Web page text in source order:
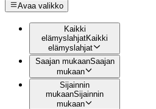
Avaa valikko
Kaikki
elämyslahjatKaikki
elämyslahjat
Saajan mukaanSaajan
mukaan
Sijainnin
mukaanSijainnin
mukaan